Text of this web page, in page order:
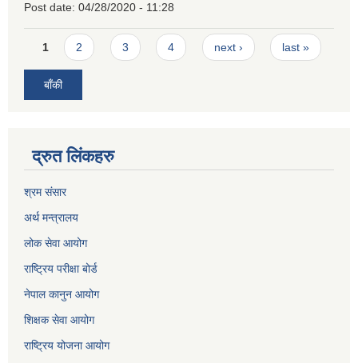
Post date: 04/28/2020 - 11:28
Pages
1 2 3 4 next › last »
बाँकी
द्रुत लिंकहरु
श्रम संसार
अर्थ मन्त्रालय
लोक सेवा आयोग
राष्ट्रिय परीक्षा बोर्ड
नेपाल कानुन आयोग
शिक्षक सेवा आयोग
राष्ट्रिय योजना आयोग